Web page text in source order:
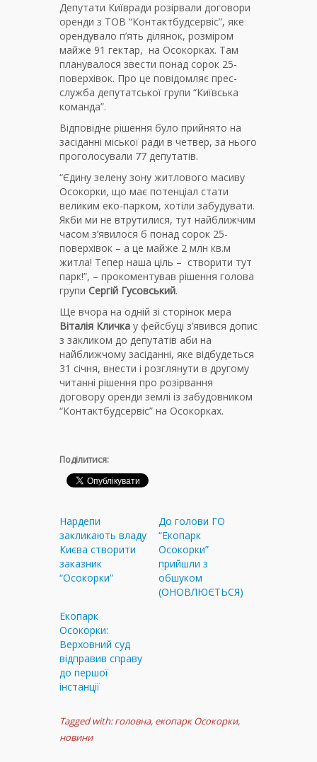
Депутати Київради розірвали договори
оренди з ТОВ “Контактбудсервіс”, яке
орендувало п’ять ділянок, розміром
майже 91 гектар, на Осокорках. Там
планувалося звести понад сорок 25-
поверхівок. Про це повідомляє прес-
служба депутатської групи “Київська
команда”.
Відповідне рішення було прийнято на
засіданні міської ради в четвер, за нього
проголосували 77 депутатів.
“Єдину зелену зону житлового масиву
Осокорки, що має потенціал стати
великим еко-парком, хотіли забудувати.
Якби ми не втрутилися, тут найближчим
часом з’явилося б понад сорок 25-
поверхівок – а це майже 2 млн кв.м
житла! Тепер наша ціль – створити тут
парк!”, – прокоментував рішення голова
групи Сергій Гусовський.
Ще вчора на одній зі сторінок мера
Віталія Кличка у фейсбуці з’явився допис
з закликом до депутатів аби на
найближчому засіданні, яке відбудеться
31 січня, внести і розглянути в другому
читанні рішення про розірвання
договору оренди землі із забудовником
“Контактбудсервіс” на Осокорках.
Поділитися:
Нардепи
закликають владу
Києва створити
заказник
“Осокорки”
До голови ГО
“Екопарк
Осокорки”
прийшли з
обшуком
(ОНОВЛЮЄТЬСЯ)
Екопарк
Осокорки:
Верховний суд
відправив справу
до першої
інстанції
Tagged with: головна, екопарк Осокорки,
новини